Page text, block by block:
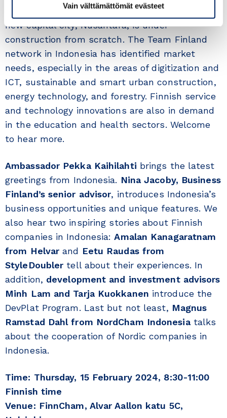
Vain välttämättömät evästeet
economy in Southeast Asia. Furthermore, its
new capital city, Nusantara, is under
construction from scratch. The Team Finland
network in Indonesia has identified market
needs, especially in the areas of digitization and
ICT, sustainable and smart urban construction,
energy technology, and forestry. Finnish service
and technology innovations are also in demand
in the education and health sectors. Welcome
to hear more.
Ambassador Pekka Kaihilahti brings the latest
greetings from Indonesia. Nina Jacoby, Business
Finland’s senior advisor, introduces Indonesia’s
business opportunities and unique features. We
also hear two inspiring stories about Finnish
companies in Indonesia:Amalan Kanagaratnam
from Helvar and Eetu Raudas from
StyleDoubler tell about their experiences. In
addition, development and investment advisors
Minh Lam and Tarja Kuokkanen introduce the
DevPlat Program. Last but not least, Magnus
Ramstad Dahl from NordCham Indonesiatalks
about the cooperation of Nordic companies in
Indonesia.
Time: Thursday, 15 February 2024, 8:30-11:00
Finnish time
Venue: FinnCham, Alvar Aallon katu 5C,